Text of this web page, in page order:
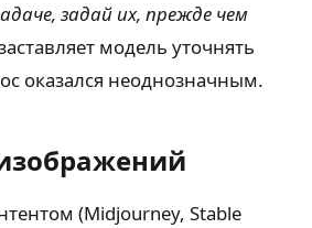
задай их, прежде чем
модель уточнять
оказался неоднозначным.
(Midjourney, Stable